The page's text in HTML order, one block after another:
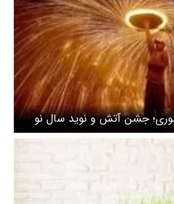
جشن آتش و نوید سال نو